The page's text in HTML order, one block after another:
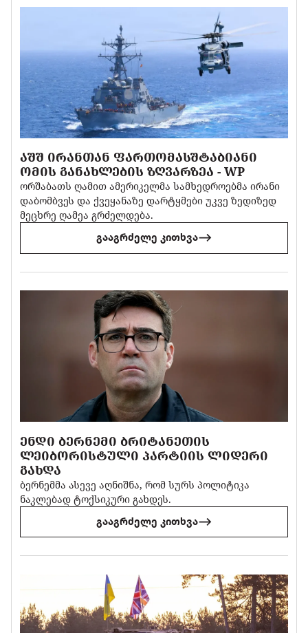
ᲐᲨᲨ ᲘᲠᲐᲜᲗᲐᲜ ᲤᲐᲠᲗᲝᲛᲐᲡᲨᲢᲐᲑᲘᲐᲜᲘ
ᲝᲛᲘᲡ ᲒᲐᲜᲐᲮᲚᲔᲑᲘᲡ ᲖᲦᲕᲐᲠᲖᲔᲐ - WP
ორშაბათს ღამით ამერიკელმა სამხედროებმა ირანი
დაბომბვეს და ქვეყანაზე დარტყმები უკვე ზედიზედ
მეცხრე ღამეა გრძელდება.
გააგრძელე კითხვა
ᲔᲜᲓᲘ ᲑᲔᲠᲜᲔᲛᲘ ᲑᲠᲘᲢᲐᲜᲔᲗᲘᲡ
ᲚᲔᲘᲑᲝᲠᲘᲡᲢᲣᲚᲘ ᲞᲐᲠᲢᲘᲘᲡ ᲚᲘᲓᲔᲠᲘ
ᲒᲐᲮᲓᲐ
ბერნემმა ასევე აღნიშნა, რომ სურს პოლიტიკა
ნაკლებად ტოქსიკური გახდეს.
გააგრძელე კითხვა